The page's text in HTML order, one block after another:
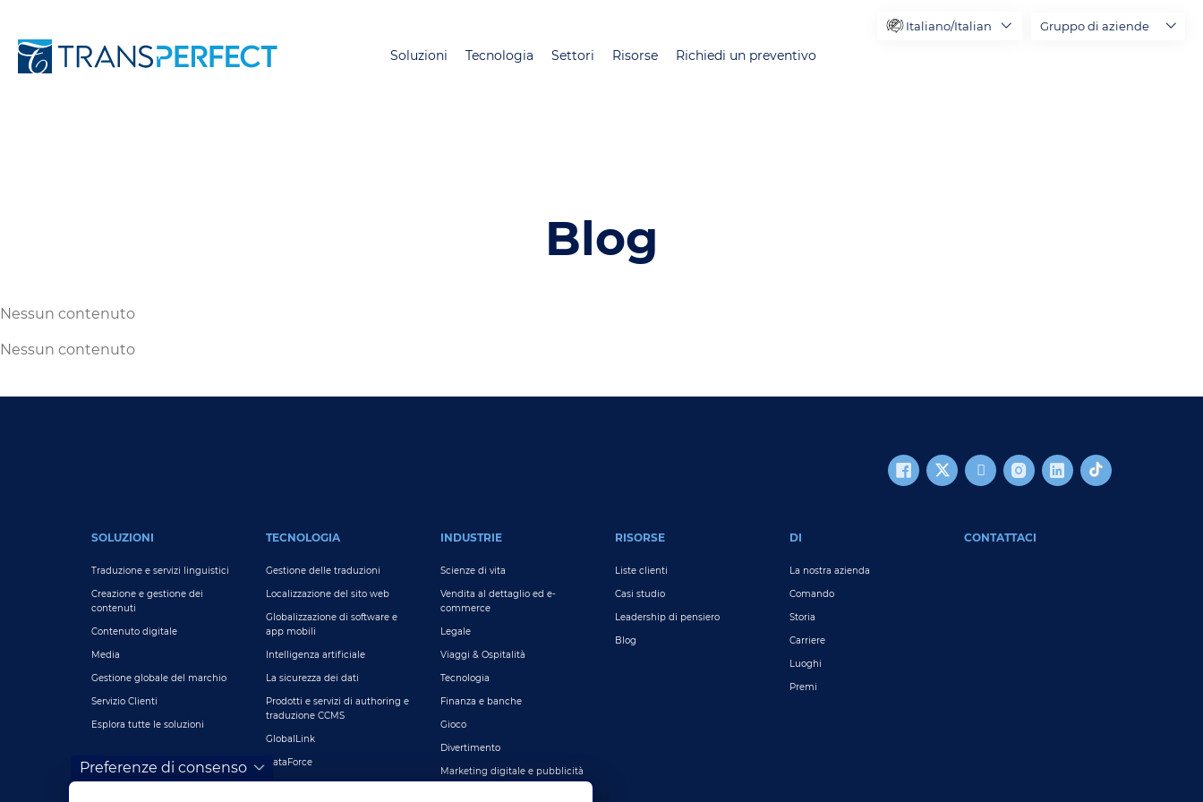
contenuto
Soluzioni Tecnologia Settori Risorse Richiedi un preventivo
Italiano/Italian Gruppo di aziende
Blog
Nessun contenuto
Nessun contenuto
SOLUZIONI
Traduzione e servizi linguistici
Creazione e gestione dei
contenuti
Contenuto digitale
Media
Gestione globale del marchio
Servizio Clienti
Esplora tutte le soluzioni
TECNOLOGIA
Gestione delle traduzioni
Localizzazione del sito web
Globalizzazione di software e
app mobili
Intelligenza artificiale
La sicurezza dei dati
Prodotti e servizi di authoring e
traduzione CCMS
GlobalLink
DataForce
INDUSTRIE
Scienze di vita
Vendita al dettaglio ed e-
commerce
Legale
Viaggi & Ospitalità
Tecnologia
Finanza e banche
Gioco
Divertimento
Marketing digitale e pubblicità
RISORSE
Liste clienti
Casi studio
Leadership di pensiero
Blog
DI
La nostra azienda
Comando
Storia
Carriere
Luoghi
Premi
CONTATTACI
Preferenze di consenso